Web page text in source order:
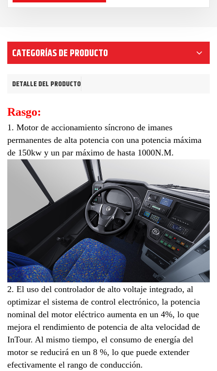
CATEGORÍAS DE PRODUCTO
DETALLE DEL PRODUCTO
Rasgo:
1. Motor de accionamiento síncrono de imanes
permanentes de alta potencia con una potencia máxima
de 150kw y un par máximo de hasta 1000N.M.
2. El uso del controlador de alto voltaje integrado, al
optimizar el sistema de control electrónico, la potencia
nominal del motor eléctrico aumenta en un 4%, lo que
mejora el rendimiento de potencia de alta velocidad de
InTour. Al mismo tiempo, el consumo de energía del
motor se reducirá en un 8 %, lo que puede extender
efectivamente el rango de conducción.